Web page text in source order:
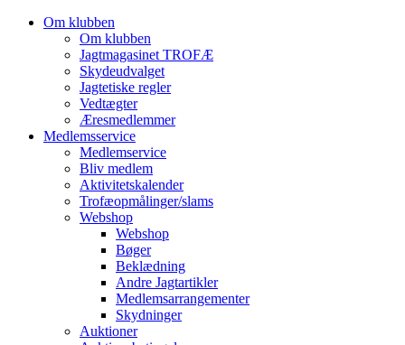
Om klubben
Om klubben
Jagtmagasinet TROFÆ
Skydeudvalget
Jagtetiske regler
Vedtægter
Æresmedlemmer
Medlemsservice
Medlemservice
Bliv medlem
Aktivitetskalender
Trofæopmålinger/slams
Webshop
Webshop
Bøger
Beklædning
Andre Jagtartikler
Medlemsarrangementer
Skydninger
Auktioner